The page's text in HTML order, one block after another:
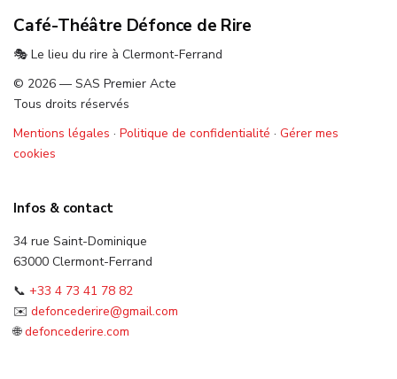
Café-Théâtre Défonce de Rire
🎭 Le lieu du rire à Clermont-Ferrand
© 2026 — SAS Premier Acte
Tous droits réservés
Mentions légales · Politique de confidentialité · Gérer mes
cookies
Infos & contact
34 rue Saint-Dominique
63000 Clermont-Ferrand
📞 +33 4 73 41 78 82
✉️ defoncederire@gmail.com
🌐defoncederire.com